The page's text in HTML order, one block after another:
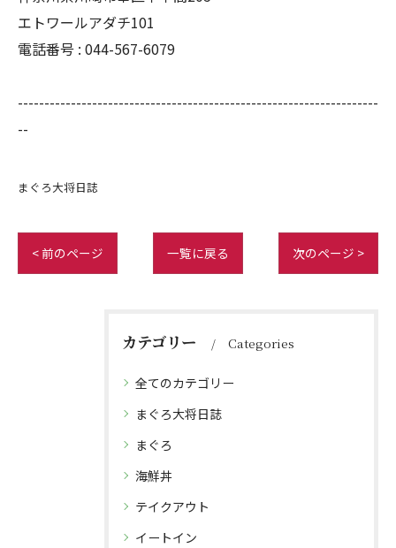
エトワールアダチ101
電話番号 : 044-567-6079
--------------------------------------------------------------------
--
まぐろ大将日誌
< 前のページ 一覧に戻る 次のページ >
カテゴリー Categories
全てのカテゴリー
まぐろ大将日誌
まぐろ
海鮮丼
テイクアウト
イートイン